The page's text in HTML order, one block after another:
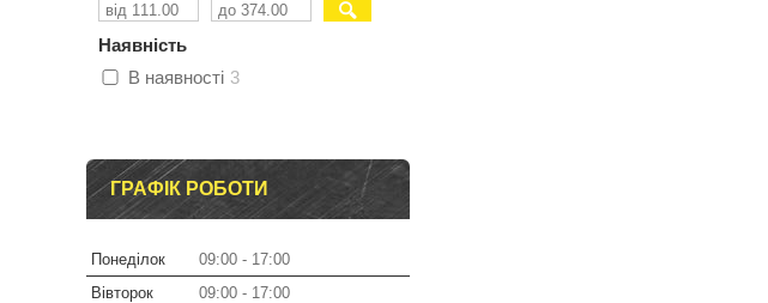
Наявність
В наявності 3
ГРАФІК РОБОТИ
Понеділок 09:00
17:00
Вівторок
09:00
17:00